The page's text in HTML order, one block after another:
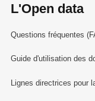
L'Open data
Questions fréquentes
Guide d'utilisation des
Lignes directrices pour